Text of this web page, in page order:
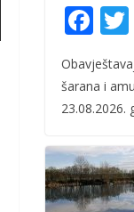
F
ac
e
b
o
k
šarana i
23.08.2026.